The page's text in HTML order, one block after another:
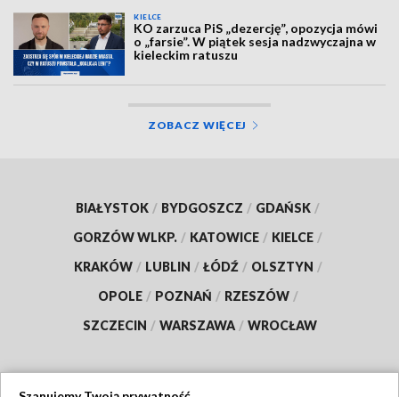
KIELCE
KO zarzuca PiS „dezercję”, opozycja mówi
o „farsie”. W piątek sesja nadzwyczajna w
kieleckim ratuszu
ZOBACZ WIĘCEJ
BIAŁYSTOK / BYDGOSZCZ / GDAŃSK /
GORZÓW WLKP. / KATOWICE / KIELCE /
KRAKÓW / LUBLIN / ŁÓDŹ / OLSZTYN /
OPOLE / POZNAŃ / RZESZÓW /
SZCZECIN / WARSZAWA / WROCŁAW